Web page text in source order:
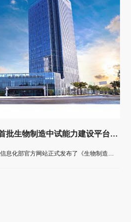
嘉必优成功入选工信部首批生物制造中试能力建设平台公示名单
2025年11月10日，国家工业和信息化部官方网站正式发布了《生物制造中试能力建设平台名单（第一批）公示通知》。嘉必优生物技术（武汉）股份有限公司成功入选该名单。